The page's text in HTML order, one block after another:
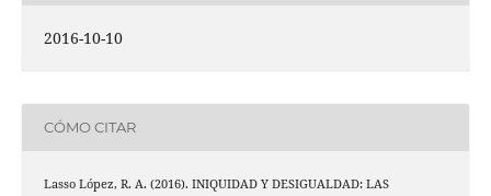
2016-10-10
CÓMO CITAR
Lasso López, R. A. (2016). INIQUIDAD Y DESIGUALDAD: LAS